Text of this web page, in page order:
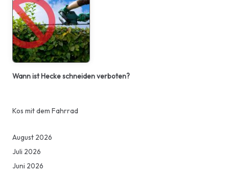
Wann ist Hecke schneiden verboten?
Kos mit dem Fahrrad
August 2026
Juli 2026
Juni 2026